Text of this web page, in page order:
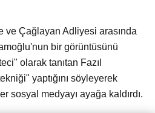
ve Çağlayan Adliyesi arasında
bir görüntüsünü
olarak tanıtan Fazıl
yaptığını söyleyerek
sosyal medyayı ayağa kaldırdı.